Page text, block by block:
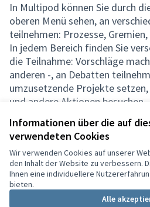
Informationen über die auf
verwendeten Cookies
Wir verwenden Cookies auf unserer
den Inhalt der Website zu verbessern.
Ihnen eine individuellere
bieten.
Alle
In Multipod können Sie durch
oberen Menü sehen, an
teilnehmen: Prozesse,
In jedem Bereich finden Sie
die Teilnahme: Vorschläge
anderen -, an Debatten
umzusetzende Projekte
und andere Aktionen besuchen.
Nutzungsbedingungen
Cookie Einstellungen
Choisir la langue